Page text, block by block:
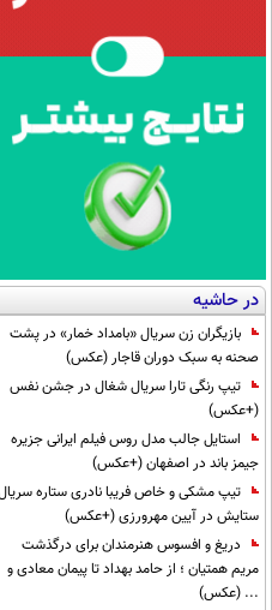
در حاشیه
بازیگران زن سریال «بامداد خمار» در پشت
صحنه به سبک دوران قاجار (عکس)
تیپ رنگی تارا سریال شغال در جشن نفس
(+عکس)
استایل جالب مدل روس فیلم ایرانی جزیره
جیمز باند در اصفهان (+عکس)
تیپ مشکی و خاص فریبا نادری ستاره
ستایش در آیین مهرورزی (+عکس)
دریغ و افسوس هنرمندان برای درگذشت
مریم همتیان ؛ از حامد بهداد تا پیمان معادی و
... (عکس)